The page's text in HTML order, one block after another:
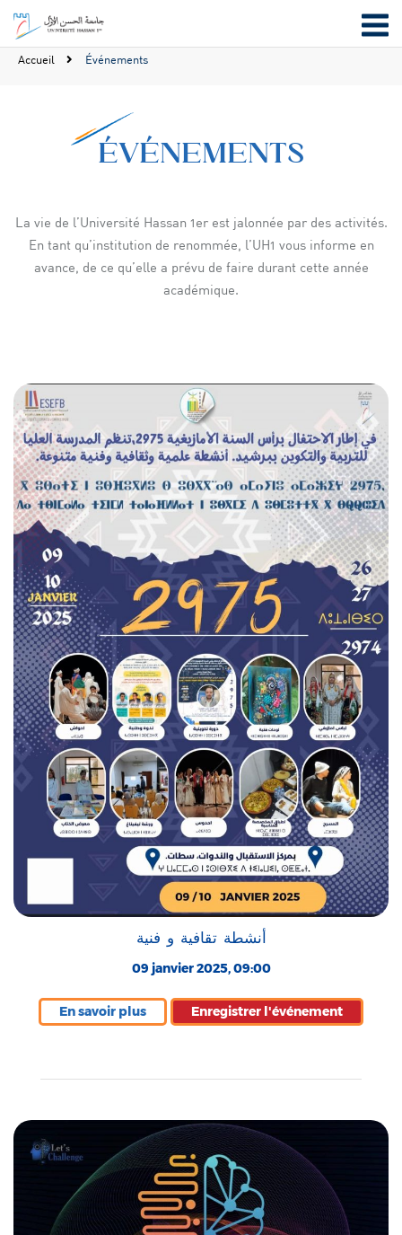
Accueil Événements
ÉVÉNEMENTS
La vie de l’Université Hassan 1er est jalonnée par des activités.
En tant qu’institution de renommée, l’UH1 vous informe en
avance, de ce qu’elle a prévu de faire durant cette année
académique.
أنشطة تقافية و فنية
09 janvier 2025, 09:00
En savoir plus Enregistrer l'événement